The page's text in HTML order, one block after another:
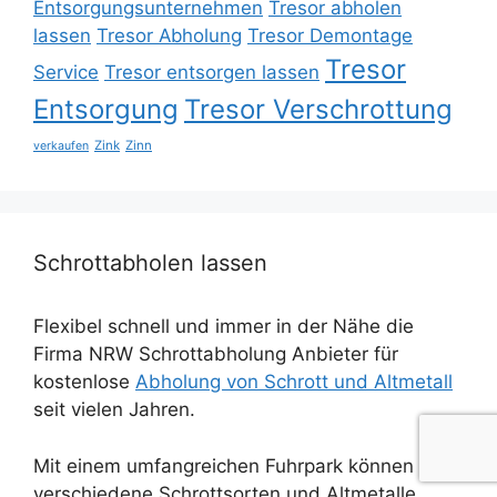
Entsorgungsunternehmen Tresor abholen
lassen Tresor Abholung Tresor Demontage
Service Tresor entsorgen lassen Tresor
Entsorgung Tresor Verschrottung
verkaufen Zink Zinn
Schrottabholen lassen
Flexibel schnell und immer in der Nähe die
Firma NRW Schrottabholung Anbieter für
kostenlose Abholung von Schrott und Altmetall
seit vielen Jahren.
Mit einem umfangreichen Fuhrpark können